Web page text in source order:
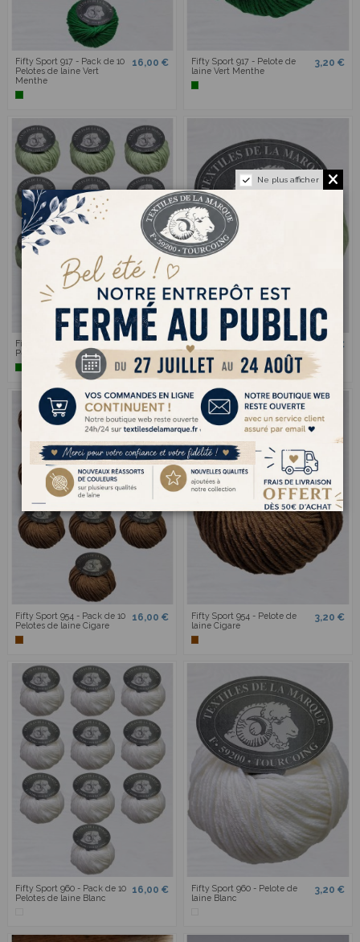
Fifty Sport 917 - Pack de 10
Pelotes de laine Vert
Menthe
16,00 €
Fifty Sport 917 - Pelote de
laine Vert Menthe
3,20 €
Fifty Sport 928 - Pack de 10
Pelotes de laine Vert d'eau
Fifty Sport 928 - Pelote de
laine Vert d'eau
3,20 €
Fifty Sport 954 - Pack de 10
Pelotes de laine Cigare
16,00 €
Fifty Sport 954 - Pelote de
laine Cigare
3,20 €
Fifty Sport 960 - Pack de 10
Pelotes de laine Blanc
16,00 €
Fifty Sport 960 - Pelote de
laine Blanc
3,20 €
Ne plus afficher